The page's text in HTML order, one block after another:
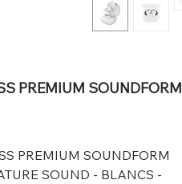
PREMIUM SOUNDFORM
PREMIUM SOUNDFORM
SOUND - BLANCS -